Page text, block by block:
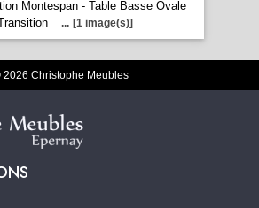
Montespan - Table Basse Ovale
... [1 image(s)]
2026 Christophe Meubles